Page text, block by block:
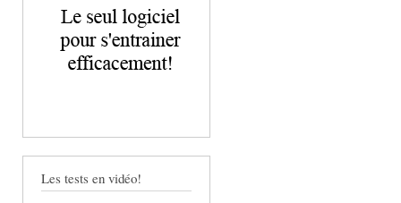
Les tests en vidéo!